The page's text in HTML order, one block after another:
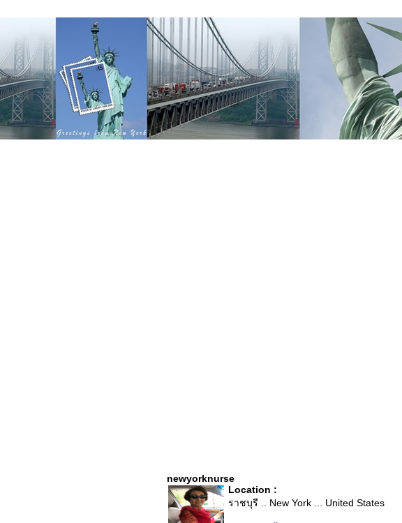
newyorknurse
Location :
ราชบุรี .. New York ... United States